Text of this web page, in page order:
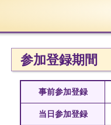
参加登録期間
事前参加登録
当日参加登録